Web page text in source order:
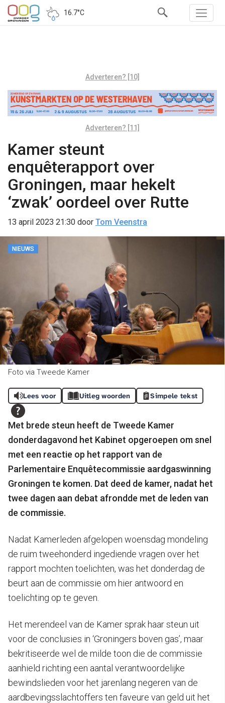
16.7°C
Adverteren? [10]
Adverteren? [11]
Kamer steunt
enquêterapport over
Groningen, maar hekelt
‘zwak’ oordeel over Rutte
13 april 2023 21:30 door Tom Veenstra
NIEUWS
Foto via Tweede Kamer
Lees voor Uitleg woorden Simpele tekst
Met brede steun heeft de Tweede Kamer
donderdagavond het Kabinet opgeroepen om snel
met een reactie op het rapport van de
Parlementaire Enquêtecommissie aardgaswinning
Groningen te komen. Dat deed de kamer, nadat het
twee dagen aan debat afrondde met de leden van
de commissie.
Nadat Kamerleden afgelopen woensdag mondeling
de ruim tweehonderd ingediende vragen over het
rapport mochten toelichten, was het donderdag de
beurt aan de commissie om hier antwoord en
toelichting op te geven.
Het merendeel van de Kamer sprak haar steun uit
voor de conclusies in ‘Groningers boven gas’, maar
bekritiseerde wel de milde toon die de commissie
aanhield richting een aantal verantwoordelijke
bewindslieden voor het jarenlang negeren van de
aardbevingsslachtoffers ten faveure van geld uit het